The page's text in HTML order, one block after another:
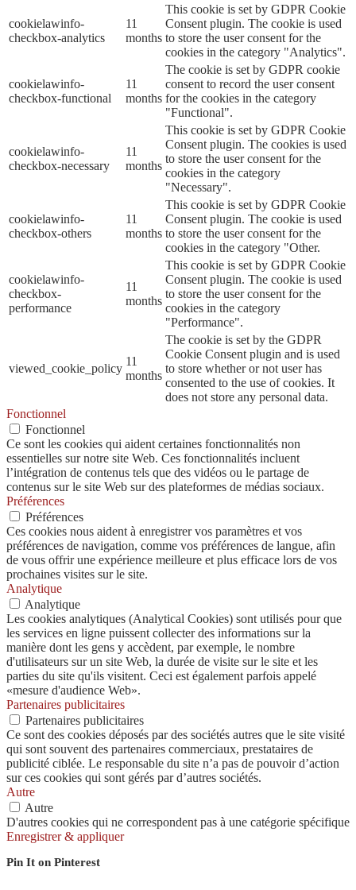
cookielawinfo-
checkbox-analytics
11
months
This cookie is set by GDPR Cookie
Consent plugin. The cookie is used
to store the user consent for the
cookies in the category "Analytics".
cookielawinfo-
checkbox-functional
11
months
The cookie is set by GDPR cookie
consent to record the user consent
for the cookies in the category
"Functional".
cookielawinfo-
checkbox-necessary
11
months
This cookie is set by GDPR Cookie
Consent plugin. The cookies is used
to store the user consent for the
cookies in the category
"Necessary".
cookielawinfo-
checkbox-others
11
months
This cookie is set by GDPR Cookie
Consent plugin. The cookie is used
to store the user consent for the
cookies in the category "Other.
cookielawinfo-
checkbox-
performance
11
months
This cookie is set by GDPR Cookie
Consent plugin. The cookie is used
to store the user consent for the
cookies in the category
"Performance".
viewed_cookie_policy
11
months
The cookie is set by the GDPR
Cookie Consent plugin and is used
to store whether or not user has
consented to the use of cookies. It
does not store any personal data.
Fonctionnel
Fonctionnel
Ce sont les cookies qui aident certaines fonctionnalités non
essentielles sur notre site Web. Ces fonctionnalités incluent
l’intégration de contenus tels que des vidéos ou le partage de
contenus sur le site Web sur des plateformes de médias sociaux.
Préférences
Préférences
Ces cookies nous aident à enregistrer vos paramètres et vos
préférences de navigation, comme vos préférences de langue, afin
de vous offrir une expérience meilleure et plus efficace lors de vos
prochaines visites sur le site.
Analytique
Analytique
Les cookies analytiques (Analytical Cookies) sont utilisés pour que
les services en ligne puissent collecter des informations sur la
manière dont les gens y accèdent, par exemple, le nombre
d'utilisateurs sur un site Web, la durée de visite sur le site et les
parties du site qu'ils visitent. Ceci est également parfois appelé
«mesure d'audience Web».
Partenaires publicitaires
Partenaires publicitaires
Ce sont des cookies déposés par des sociétés autres que le site visité
qui sont souvent des partenaires commerciaux, prestataires de
publicité ciblée. Le responsable du site n’a pas de pouvoir d’action
sur ces cookies qui sont gérés par d’autres sociétés.
Autre
Autre
D'autres cookies qui ne correspondent pas à une catégorie spécifique
Enregistrer & appliquer
Pin It on Pinterest